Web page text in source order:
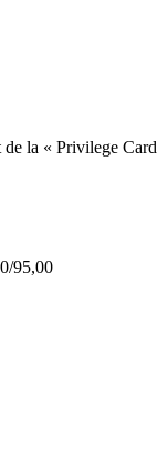
la « Privilege
95,00